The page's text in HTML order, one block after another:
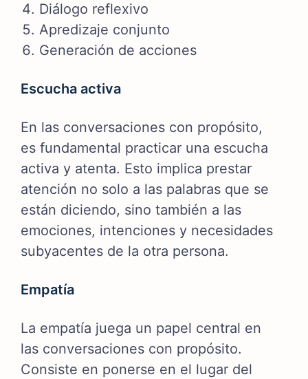
Diálogo reflexivo
Apredizaje conjunto
Generación de acciones
Escucha activa
En las conversaciones con propósito,
es fundamental practicar una escucha
activa y atenta. Esto implica prestar
atención no solo a las palabras que se
están diciendo, sino también a las
emociones, intenciones y necesidades
subyacentes de la otra persona.
Empatía
La empatía juega un papel central en
las conversaciones con propósito.
Consiste en ponerse en el lugar del